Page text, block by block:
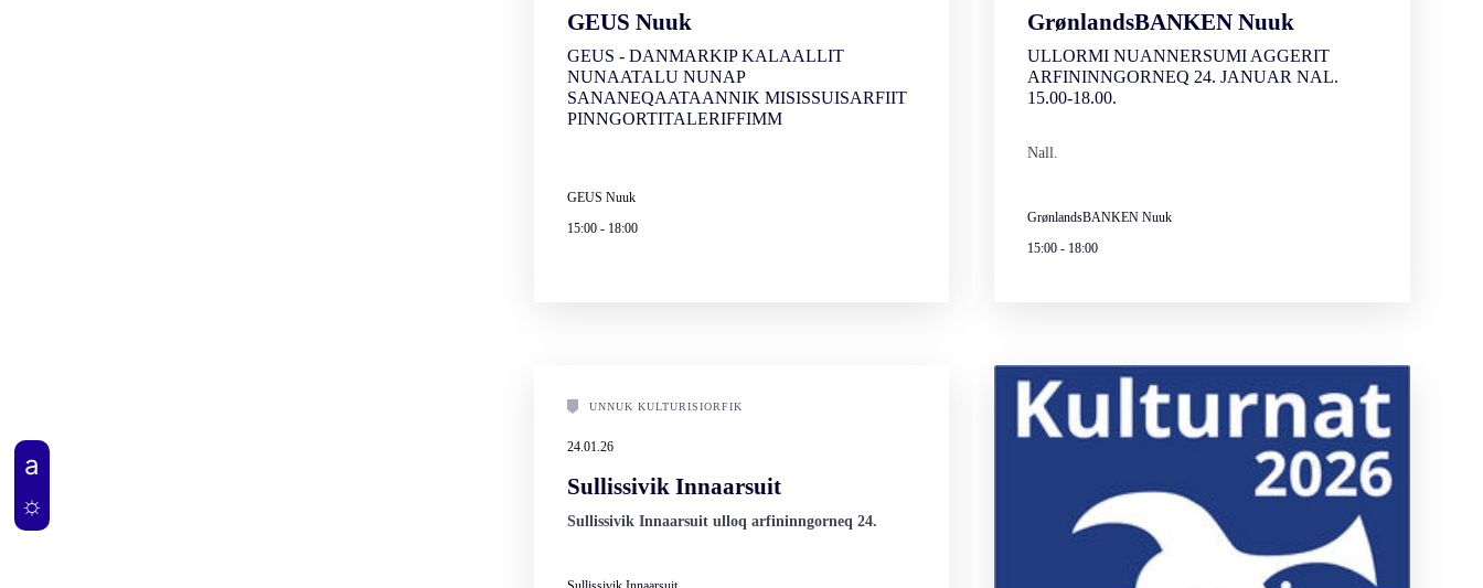
GEUS Nuuk
GEUS - DANMARKIP KALAALLIT
NUNAATALU NUNAP
SANANEQAATAANNIK MISISSUISARFIIT
PINNGORTITALERIFFIMM
GEUS Nuuk
15:00- 18:00
GrønlandsBANKEN Nuuk
ULLORMI NUANNERSUMI AGGERIT
ARFININNGORNEQ 24. JANUAR NAL.
15.00-18.00.
Nall.
GrønlandsBANKEN Nuuk
15:00 - 18:00
UNNUK KULTURISIORFIK
24.01.26
Sullissivik Innaarsuit
Sullissivik Innaarsuit ulloq arfininngorneq 24.